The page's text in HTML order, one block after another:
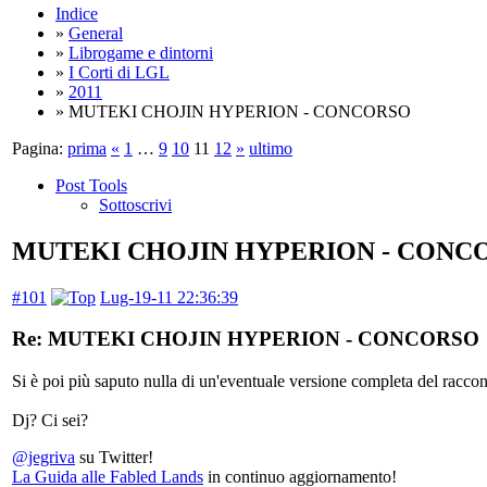
Indice
» General
» Librogame e dintorni
» I Corti di LGL
» 2011
» MUTEKI CHOJIN HYPERION - CONCORSO
Pagina: prima « 1 … 9 10 11 12 » ultimo
Post Tools
Sottoscrivi
MUTEKI CHOJIN HYPERION -
#101 Lug-19-11 22:36:39
Re: MUTEKI CHOJIN HYPERION - CONCORSO
Si è poi più saputo nulla di un'eventuale versione completa del
Dj? Ci sei?
@jegriva su Twitter!
La Guida alle Fabled Lands in continuo aggiornamento!